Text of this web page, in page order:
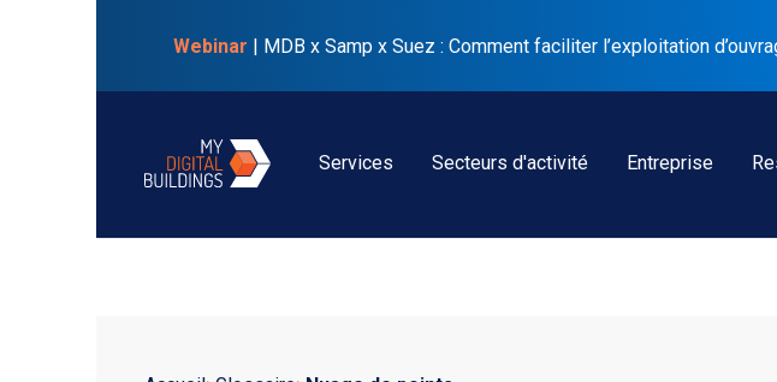
Webinar | MDB x Samp x Suez : Comment faciliter l’exploitation
Services Secteurs d'activité Entreprise